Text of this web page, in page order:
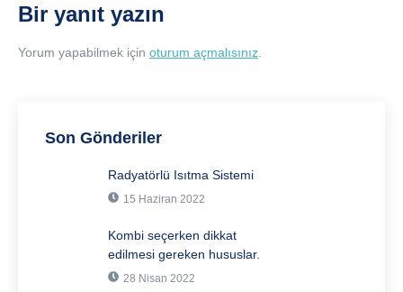
Bir yanıt yazın
Yorum yapabilmek için oturum açmalısınız
Son Gönderiler
Radyatörlü Isıtma Sistemi
15 Haziran 2022
Kombi seçerken dikkat
edilmesi gereken hususlar.
28 Nisan 2022